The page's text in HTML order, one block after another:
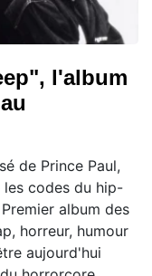
l'album
de Prince Paul,
les codes du hip-
album des
horreur, humour
aujourd'hui